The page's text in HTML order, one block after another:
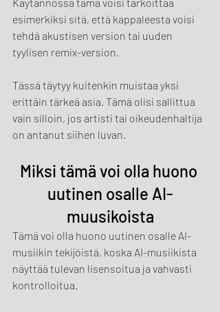
esimerkiksi sitä, että kappaleesta voisi
tehdä akustisen version tai uuden
tyylisen remix-version.
Tässä täytyy kuitenkin muistaa yksi
erittäin tärkeä asia. Tämä olisi sallittua
vain silloin, jos artisti tai oikeudenhaltija
on antanut siihen luvan.
Miksi tämä voi olla huono
uutinen osalle AI-
muusikoista
Tämä voi olla huono uutinen osalle AI-
musiikin tekijöistä, koska AI-musiikista
näyttää tulevan lisensoitua ja vahvasti
kontrolloitua.